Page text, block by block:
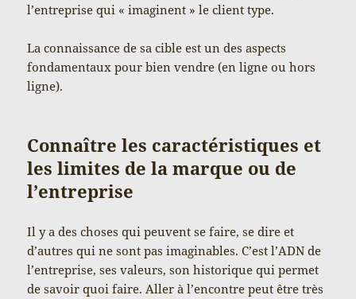
l’entreprise qui « imaginent » le client type.
La connaissance de sa cible est un des aspects
fondamentaux pour bien vendre (en ligne ou hors
ligne).
Connaître les caractéristiques et
les limites de la marque ou de
l’entreprise
Il y a des choses qui peuvent se faire, se dire et
d’autres qui ne sont pas imaginables. C’est l’ADN de
l’entreprise, ses valeurs, son historique qui permet
de savoir quoi faire. Aller à l’encontre peut être très